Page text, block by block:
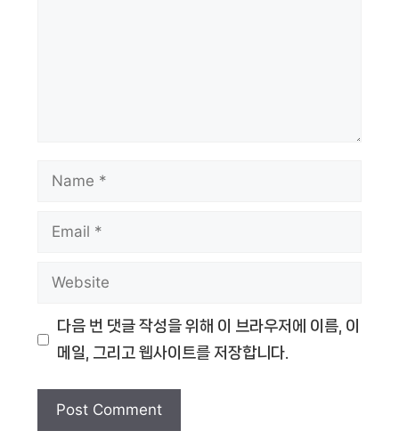
Name
Email
Website
다음 번 댓글 작성을 위해 이 브라우저에 이름, 이
메일, 그리고 웹사이트를 저장합니다.